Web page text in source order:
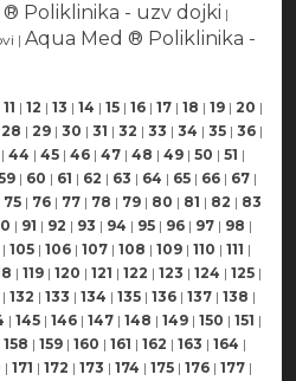
Poliklinika - uzv dojki |
| Aqua Med ® Poliklinika -
11 | 12 | 13 | 14 | 15 | 16 | 17 | 18 | 19 | 20 |
28 | 29 | 30 | 31 | 32 | 33 | 34 | 35 | 36 |
| 44 | 45 | 46 | 47 | 48 | 49 | 50 | 51 |
| 60 | 61 | 62 | 63 | 64 | 65 | 66 | 67 |
75 | 76 | 77 | 78 | 79 | 80 | 81 | 82 | 83
| 91 | 92 | 93 | 94 | 95 | 96 | 97 | 98 |
| 105 | 106 | 107 | 108 | 109 | 110 | 111 |
| 119 | 120 | 121 | 122 | 123 | 124 | 125 |
| 132 | 133 | 134 | 135 | 136 | 137 | 138 |
| 145 | 146 | 147 | 148 | 149 | 150 | 151 |
158 | 159 | 160 | 161 | 162 | 163 | 164 |
| 171 | 172 | 173 | 174 | 175 | 176 | 177 |